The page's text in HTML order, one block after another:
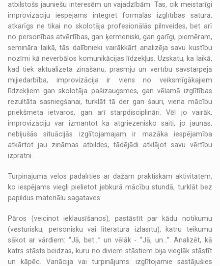
atbilstošs jauniešu interesēm un vajadzībām. Tas, cik meistarīgi
improvizāciju iespējams integrēt formālās izglītības saturā,
atkarīgs ne tikai no skolotāja profesionālās pilnveides, bet arī
no personības atvērtības, gan ķermeniski, gan garīgi, piemēram,
semināra laikā, tās dalībnieki vairākkārt analizēja savu kustību
nozīmi kā neverbālos komunikācijas līdzekļus. Uzskatu, ka laikā,
kad tiek aktualizēta zināšanu, prasmju un vērtību savstarpējā
mijiedarbība, improvizācija ir viens no veiksmīgākajiem
līdzekļiem gan skolotāja pašizaugsmes, gan vēlamā izglītības
rezultāta sasniegšanai, turklāt tā der gan šauri, viena mācību
priekšmeta ietvaros, gan arī starpdisciplināri. Vēl jo vairāk,
improvizāciju var izmantot kā atgriezenisko saiti, jo jaunās,
nebijušās situācijās izglītojamajam ir mazāka iespējamība
atkārtot jau zināmas atbildes, tādējādi atklājot savu vērtību
izpratni.
Turpinājumā vēlos padalīties ar dažām praktiskām aktivitātēm,
ko iespējams viegli pielietot jebkurā mācību stundā, turklāt bez
papildus materiālu sagataves:
Pāros (veicinot ieklausīšanos), pastāstīt par kādu notikumu
(vēsturisku, personisku vai literatūrā izlasītu), katru teikumu
sākot ar vārdiem: “Jā, bet...” un vēlāk - “Jā, un...”. Analizēt, kā
katrs stāsts beidzas, kuru no diviem stāstiem bija vieglāk stāstīt
un kāpēc. Variācija vai turpinājums: izglītojamie sastājušies